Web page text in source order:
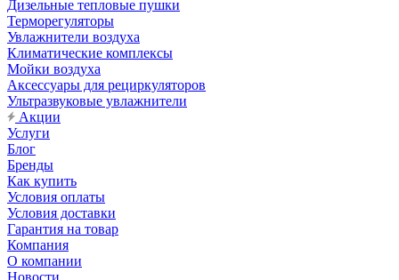
Дизельные тепловые пушки
Терморегуляторы
Увлажнители воздуха
Климатические комплексы
Мойки воздуха
Аксессуары для рециркуляторов
Ультразвуковые увлажнители
Акции
Услуги
Блог
Бренды
Как купить
Условия оплаты
Условия доставки
Гарантия на товар
Компания
О компании
Новости